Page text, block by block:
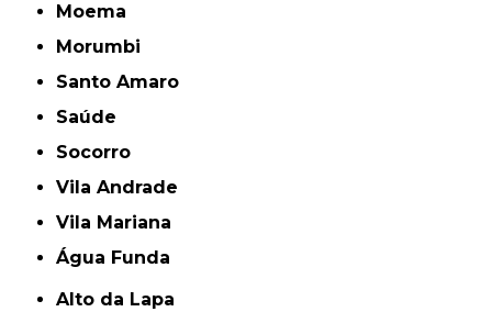
Moema
Morumbi
Santo Amaro
Saúde
Socorro
Vila Andrade
Vila Mariana
Água Funda
Alto da Lapa